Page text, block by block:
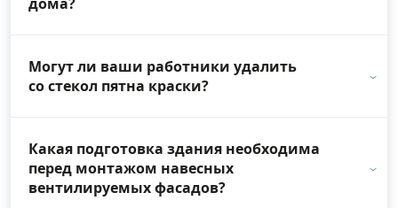
Могут ли ваши работники удалить
со стекол пятна краски?
Какая подготовка здания необходима
перед монтажом навесных
вентилируемых фасадов?